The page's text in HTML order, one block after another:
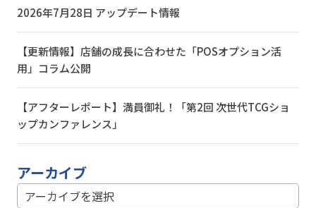
2026年7月28日 アップデート情報
【更新情報】店舗の成長に合わせた「POSオプション活
用」コラム公開
【アフターレポート】満員御礼！「第2回 次世代TCGショ
ップカンファレンス」
アーカイブ